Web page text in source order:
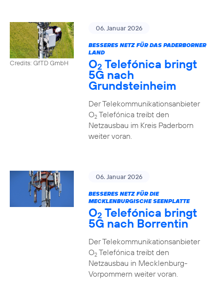
Credits: GfTD GmbH
06. Januar 2026
BESSERES NETZ FÜR DAS PADERBORNER
LAND
O2 Telefónica bringt
5G nach
Grundsteinheim
Der Telekommunikationsanbieter
O2Telefónica treibt den
Netzausbau im Kreis Paderborn
weiter voran.
06. Januar 2026
BESSERES NETZ FÜR DIE
MECKLENBURGISCHE SEENPLATTE
O2 Telefónica bringt
5G nach Borrentin
Der Telekommunikationsanbieter
O2Telefónica treibt den
Netzausbau in Mecklenburg-
Vorpommern weiter voran.